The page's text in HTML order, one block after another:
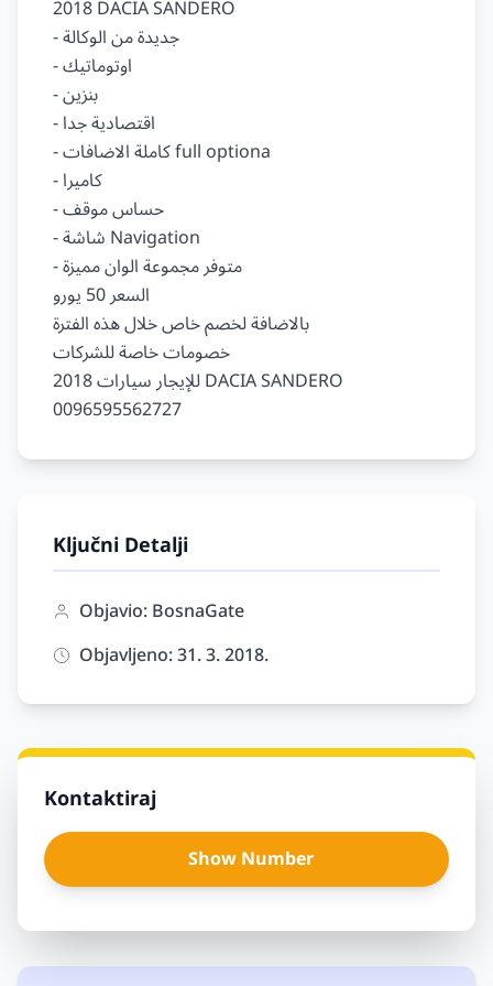
2018 DACIA SANDERO
- جديدة من الوكالة
- اوتوماتيك
- بنزين
- اقتصادية جدا
- كاملة الاضافات full optiona
- كاميرا
- حساس موقف
- شاشة Navigation
- متوفر مجموعة الوان مميزة
السعر 50 يورو
بالاضافة لخصم خاص خلال هذه الفترة
خصومات خاصة للشركات
للإيجار سيارات 2018 DACIA SANDERO
Ključni Detalji
Objavio: BosnaGate
Objavljeno: 31. 3. 2018.
Kontaktiraj
Show Number